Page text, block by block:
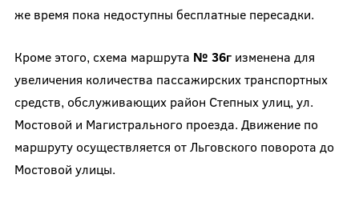
же время пока недоступны бесплатные пересадки.
Кроме этого, схема маршрута № 36гизменена для
увеличения количества пассажирских транспортных
средств, обслуживающих район Степных улиц, ул.
Мостовой и Магистрального проезда. Движение по
маршруту осуществляется от Льговского поворота до
Мостовой улицы.